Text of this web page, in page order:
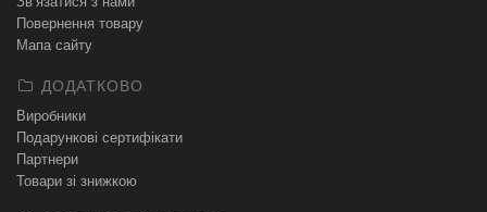
Повернення товару
Мапа сайту
ДОДАТКОВО
Виробники
Подарункові сертифікати
Партнери
Товари зі знижкою